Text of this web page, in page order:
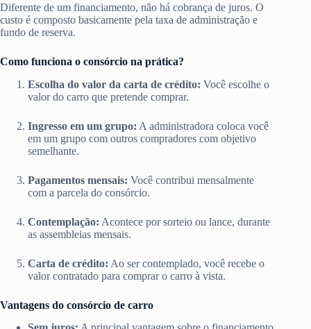
Diferente de um financiamento, não há cobrança de juros. O
custo é composto basicamente pela taxa de administração e
fundo de reserva.
Como funciona o consórcio na prática?
Escolha do valor da carta de crédito: Você escolhe o
valor do carro que pretende comprar.
Ingresso em um grupo: A administradora coloca você
em um grupo com outros compradores com objetivo
semelhante.
Pagamentos mensais: Você contribui mensalmente
com a parcela do consórcio.
Contemplação: Acontece por sorteio ou lance, durante
as assembleias mensais.
Carta de crédito: Ao ser contemplado, você recebe o
valor contratado para comprar o carro à vista.
Vantagens do consórcio de carro